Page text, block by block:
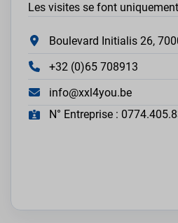
Les visites se font
Boulevard Initialis 26,
+32 (0)65 708913
info@xxl4you.be
N° Entreprise :